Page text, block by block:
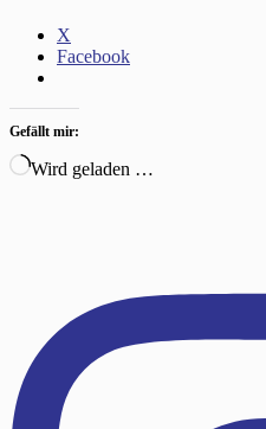
X
Facebook
Gefällt mir:
Wird geladen …